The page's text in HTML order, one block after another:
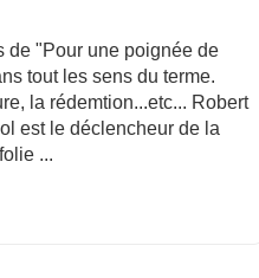
de "Pour une poignée de
tout les sens du terme.
la rédemtion...etc... Robert
est le déclencheur de la
...